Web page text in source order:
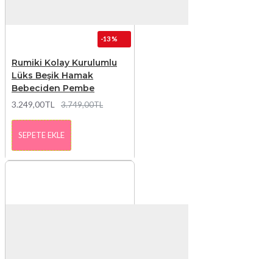
-13 %
Rumiki Kolay Kurulumlu
Lüks Beşik Hamak
Bebeciden Pembe
3.249,00TL 3.749,00TL
SEPETE EKLE